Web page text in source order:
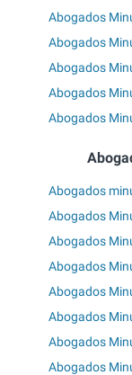
Abogados
Abogados
Abogados
Abogados
Abogados
Abogados
Abogados
Abogados
Abogados
Abogados
Abogados
Abogados
Abogados